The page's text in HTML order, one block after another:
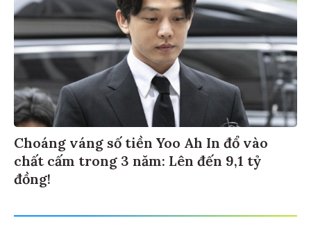
Choáng váng số tiền Yoo Ah In đổ vào
chất cấm trong 3 năm: Lên đến 9,1 tỷ
đồng!